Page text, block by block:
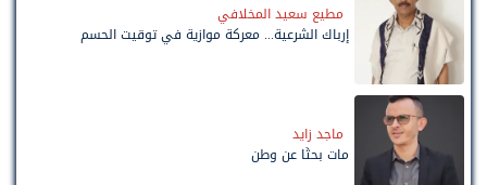
مطيع سعيد المخلافي
إرباك الشرعية... معركة موازية في توقيت الحسم
ماجد زايد
مات بحثًا عن وطن